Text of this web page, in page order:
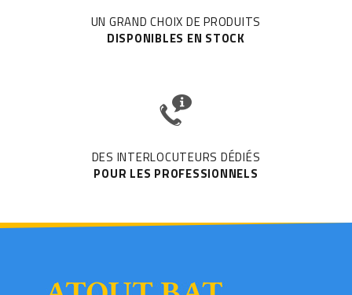
UN GRAND CHOIX DE PRODUITS
DISPONIBLES EN STOCK
DES INTERLOCUTEURS DÉDIÉS
POUR LES PROFESSIONNELS